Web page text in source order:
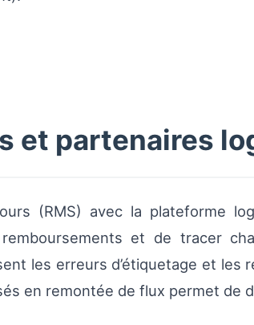
et partenaires
(RMS) avec la plateforme
remboursements et de tracer
les erreurs d’étiquetage et les
en remontée de flux permet de